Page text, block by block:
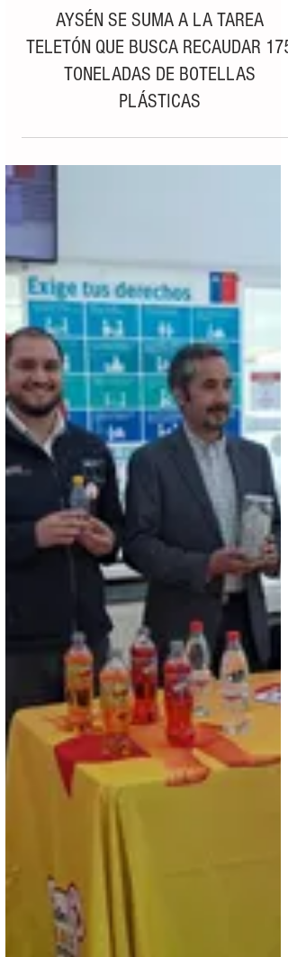
REGIONAL
AYSÉN SE SUMA A LA TAREA
TELETÓN QUE BUSCA RECAUDAR 175
TONELADAS DE BOTELLAS
PLÁSTICAS